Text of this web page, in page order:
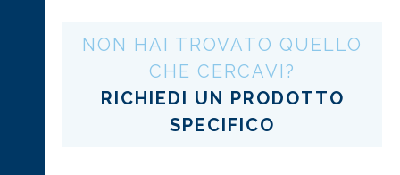
NON HAI TROVATO QUELLO
CHE CERCAVI?
RICHIEDI UN PRODOTTO
SPECIFICO